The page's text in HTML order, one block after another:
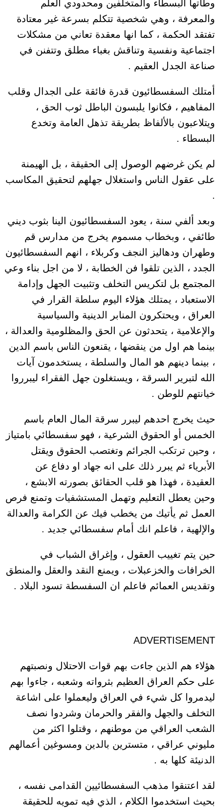
وطأتها البسطاء والمتخلفين ومحدودي العلم
والمعرفة ، وهي شخصية تتكلم بسرعة غير معتادة
تفتقد الحكمة ، كما انها معقدة تعاني من مشكلات
اجتماعية ونفسية وتناقش بغباء مطلق وتتفنن في
صناعة الجدل العقيم .
أمتلك السفسطائيون قدرة فائقة على الجدال وقلب
المفاهيم ، فكانوا يلبسون الباطل ثوب الحق ،
ويتلاعبون بالألفاظ بطريقة تذهل العامة وتخدع
البسطاء .
لم يكن غرضهم الوصول إلى الحقيقة ، بل الهيمنة
على عقول الناس واستغلال جهلهم لتحقيق المكاسب
.
وبعد ألفي سنة ، يعود السفسطائيون الينا بثوب ديني
طائفي ، وبخطاب مسموم يخرج من مدارس قم
وطهران ودهاليز النجف وكربلاء ، انهم السفسطائيون
الجدد ، الذين تلقوا فن الخطابة ، لا من اجل بناء وعي
المجتمع بل لتكريس التخلف وتثبيت الجهل وإدامة
الاستعباد ، يمتلك هؤلاء اليوم سلطة القرار في
العراق ، ويحتكرون المنابر الدينية والسياسية
والإعلامية ، يتحدثون عن الحق والمظلومية والعدالة ،
بينما هم اول من ينقضها ، يقنعون الناس باسم الدين
، بينما دينهم هو المال والسلطة ، يستخدمون آيات
الله لتبرير السرقة ، ويستغلون جهل الفقراء ليبرروا
خيانتهم للوطن .
حيث يخرج احدهم ليبرر سرقة المال العام باسم
الخمس أو الحقوق الشرعية ، فهو سفسطائي بامتياز
، وحين ترتكب الجرائم وتغتصب الحقوق ويقتل
الأبرياء ثم يبرر ذلك على انه جهاد او دفاع عن
العقيدة ، فهذا هو قلب الحقائق بصورته الابشع ،
وحين يعطل التعليم وتهمل المستشفيات وتمنع فرص
العمل ثم يأتيك من يخطب فيك عن الكرامة والعدالة
والإلهية ، فاعلم انك أمام سفسطائي جديد .
حين يتم تغييب العقول ، وإغراق الشباب في
الخرافات والخزعبلات ، ويمنع النقد والعقل والمنطق
وتقديس العمائم فاعلم ان السفسطة تسود البلاد .
ADVERTISEMENT
هؤلاء هم الذين جاءت بهم قوات الاحتلال ونصبتهم
على حكم العراق العظيم بثرواته وشعبه ، جاءوا بهم
ليدمروا كل شيء في العراق وليعملوا على اشاعة
التخلف والجهل والفقر والحرمان وشردوا نصف
الشعب العراقي من موطنهم ، وقتلوا اكثر من
مليوني عراقي ، متسترين بالدين ومسوغين أعمالهم
الدنيئة كلها به .
لقد اعتنقوا مذهب السفسطائيين القدامى نفسه ،
بحيث استخدموا الكلام ، الذي فيه تمويه للحقيقة